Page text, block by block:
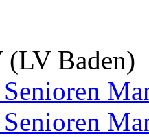
Baden)